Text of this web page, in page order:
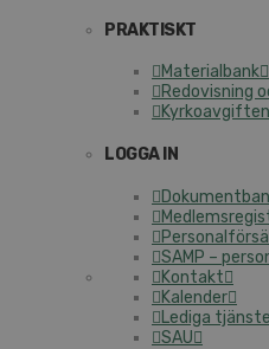
PRAKTISKT
Materialbank
Redovisning
Kyrkoavgiften
LOGGA IN
SAMP –
Kontakt
Kalender
Lediga
SAU